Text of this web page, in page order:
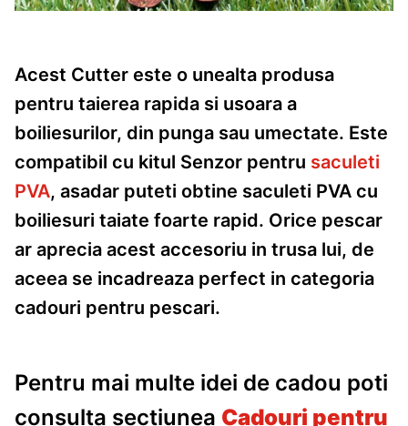
Acest Cutter este o unealta produsa
pentru taierea rapida si usoara a
boiliesurilor, din punga sau umectate. Este
compatibil cu kitul Senzor pentru saculeti
PVA, asadar puteti obtine saculeti PVA cu
boiliesuri taiate foarte rapid. Orice pescar
ar aprecia acest accesoriu in trusa lui, de
aceea se incadreaza perfect in categoria
cadouri pentru pescari.
Pentru mai multe idei de cadou poti
consulta sectiunea Cadouri pentru